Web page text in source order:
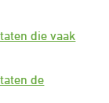
die vaak
de